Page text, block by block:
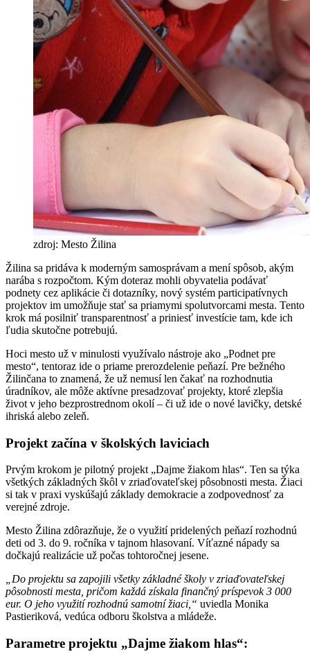
zdroj: Mesto Žilina
Žilina sa pridáva k moderným samosprávam a mení spôsob, akým
narába s rozpočtom. Kým doteraz mohli obyvatelia podávať
podnety cez aplikácie či dotazníky, nový systém participatívnych
projektov im umožňuje stať sa priamymi spolutvorcami mesta. Tento
krok má posilniť transparentnosť a priniesť investície tam, kde ich
ľudia skutočne potrebujú.
Hoci mesto už v minulosti využívalo nástroje ako „Podnet pre
mesto“, tentoraz ide o priame prerozdelenie peňazí. Pre bežného
Žilinčana to znamená, že už nemusí len čakať na rozhodnutia
úradníkov, ale môže aktívne presadzovať projekty, ktoré zlepšia
život v jeho bezprostrednom okolí – či už ide o nové lavičky, detské
ihriská alebo zeleň.
Projekt začína v školských laviciach
Prvým krokom je pilotný projekt „Dajme žiakom hlas“. Ten sa týka
všetkých základných škôl v zriaďovateľskej pôsobnosti mesta. Žiaci
si tak v praxi vyskúšajú základy demokracie a zodpovednosť za
verejné zdroje.
Mesto Žilina zdôrazňuje, že o využití pridelených peňazí rozhodnú
deti od 3. do 9. ročníka v tajnom hlasovaní. Víťazné nápady sa
dočkajú realizácie už počas tohtoročnej jesene.
„Do projektu sa zapojili všetky základné školy v zriaďovateľskej
pôsobnosti mesta, pričom každá získala finančný príspevok 3 000
eur. O jeho využití rozhodnú samotní žiaci,“ uviedla Monika
Pastieriková, vedúca odboru školstva a mládeže.
Parametre projektu „Dajme žiakom hlas“: